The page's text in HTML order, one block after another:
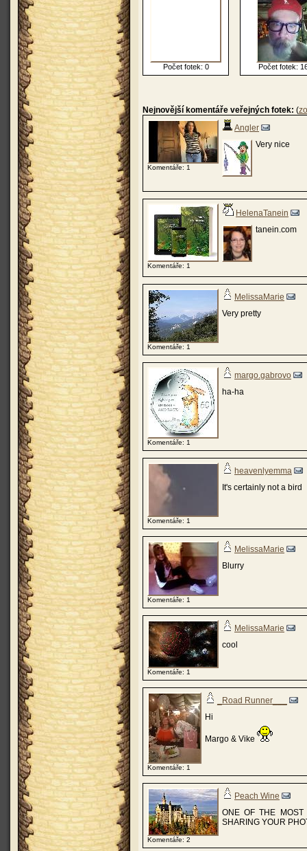
Počet fotek: 0 Počet fotek:
Nejnovější komentáře veřejných fotek: (
Komentáře: 1
Angler
Very nice
Komentáře: 1
HelenaTanein
tanein.com
Komentáře: 1
MelissaMarie
Very pretty
Komentáře: 1
margo.gabrovo
ha-ha
Komentáře: 1
heavenlyemma
It's certainly not a bird
Komentáře: 1
MelissaMarie
Blurry
Komentáře: 1
MelissaMarie
cool
Komentáře: 1
_Road Runner___
Hi
Margo & Vike
Komentáře: 2
Peach Wine
ONE OF THE MOST
SHARING YOUR